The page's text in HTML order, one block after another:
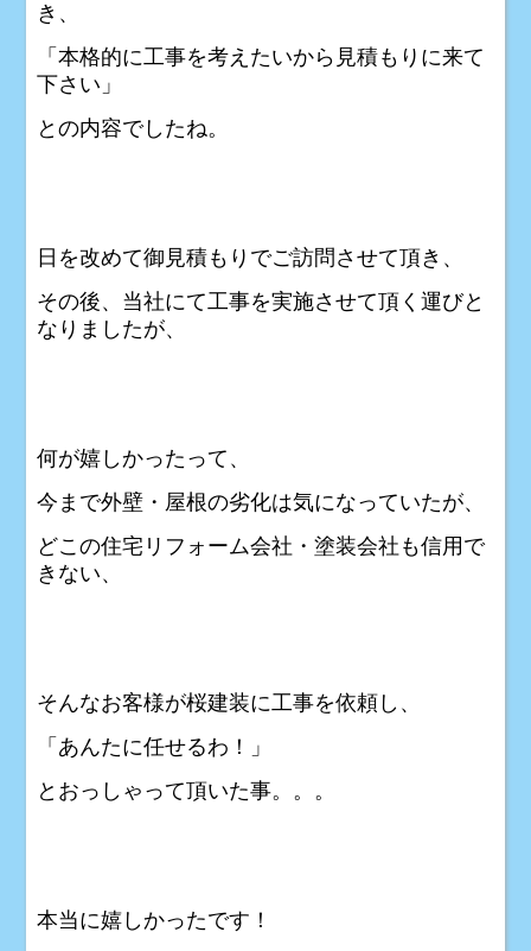
き、
「本格的に工事を考えたいから見積もりに来て
下さい」
との内容でしたね。
日を改めて御見積もりでご訪問させて頂き、
その後、当社にて工事を実施させて頂く運びと
なりましたが、
何が嬉しかったって、
今まで外壁・屋根の劣化は気になっていたが、
どこの住宅リフォーム会社・塗装会社も信用で
きない、
そんなお客様が桜建装に工事を依頼し、
「あんたに任せるわ！」
とおっしゃって頂いた事。。。
本当に嬉しかったです！